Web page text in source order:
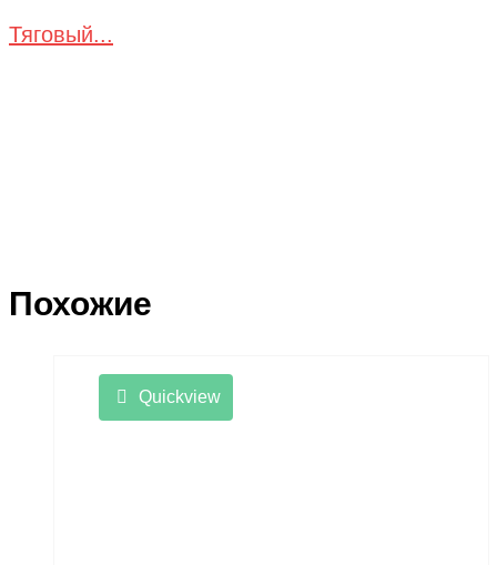
Тяговый...
Похожие
Quickview